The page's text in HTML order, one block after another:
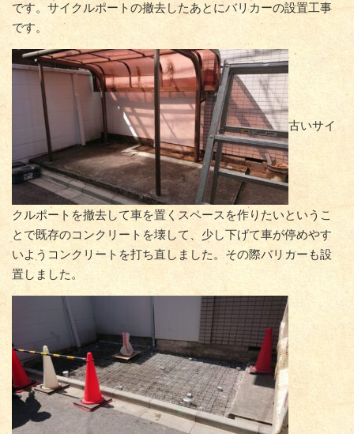
です。サイクルポートの撤去したあとにバリカーの設置工事
です。
古いサイ
クルポートを撤去して車を置くスペースを作りたいというこ
とで既存のコンクリートを壊して、少し下げて車が停めやす
いようコンクリートを打ち直しました。その際バリカーも設
置しました。